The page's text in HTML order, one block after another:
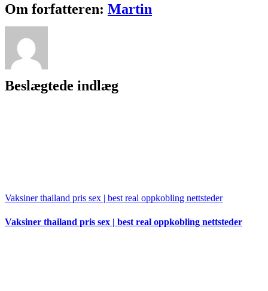
Facebook
X
Reddit
LinkedIn
WhatsApp
Tumblr
Pinterest
Vk
Xing
E-
mail
Om forfatteren: Martin
Beslægtede indlæg
Vaksiner thailand pris sex | best real oppkobling nettsteder
Vaksiner thailand pris sex | best real oppkobling nettsteder